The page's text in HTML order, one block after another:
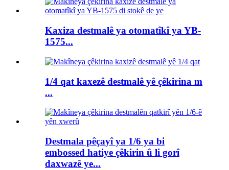
Kaxiza destmalê ya otomatîkî ya YB-
1575...
1/4 qat kaxezê destmalê yê çêkirina m
...
Destmala pêçayî ya 1/6 ya bi
embossed hatiye çêkirin û li gorî
daxwazê ​​ye...